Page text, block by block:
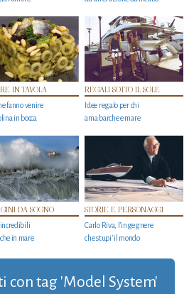
IN TAVOLA
fanno venire
in bocca
REGALI SOTTO IL SOLE
Idee regalo per chi
ama barche e mare
DA SOGNO
incredibili
in mare
STORIE E PERSONAGGI
Carlo Riva, l’ingegnere
che stupi' il mondo
con tag 'Model System'